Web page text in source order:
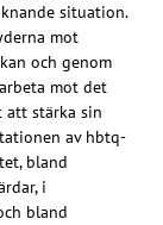
situation.
mot
och genom
mot det
att stärka sin
av hbtq-
bland
i
bland